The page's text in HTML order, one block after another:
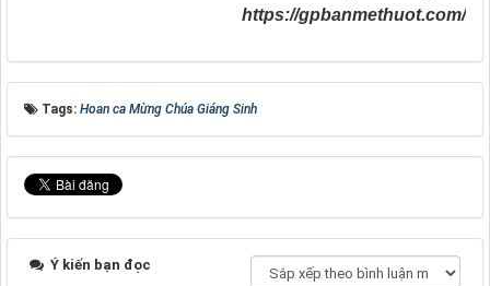
https://gpbanmethuot.com/
Tags: Hoan ca Mừng Chúa Giáng Sinh
Ý kiến bạn đọc